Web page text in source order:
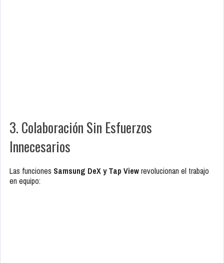
3. Colaboración Sin Esfuerzos
Innecesarios
Las funciones Samsung DeX y Tap Viewrevolucionan el trabajo
en equipo: